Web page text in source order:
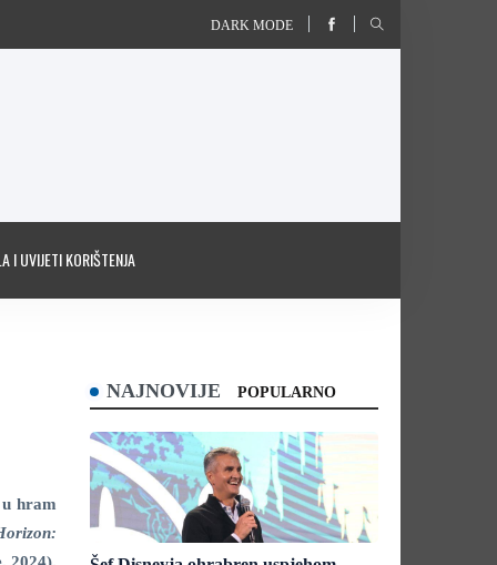
DARK MODE
I UVIJETI KORIŠTENJA
hram
NAJNOVIJE POPULARNO